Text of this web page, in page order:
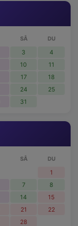
SÂ DU
3
4
10
11
17
18
24
25
31
SÂ DU
1
7
8
14
15
21
22
28